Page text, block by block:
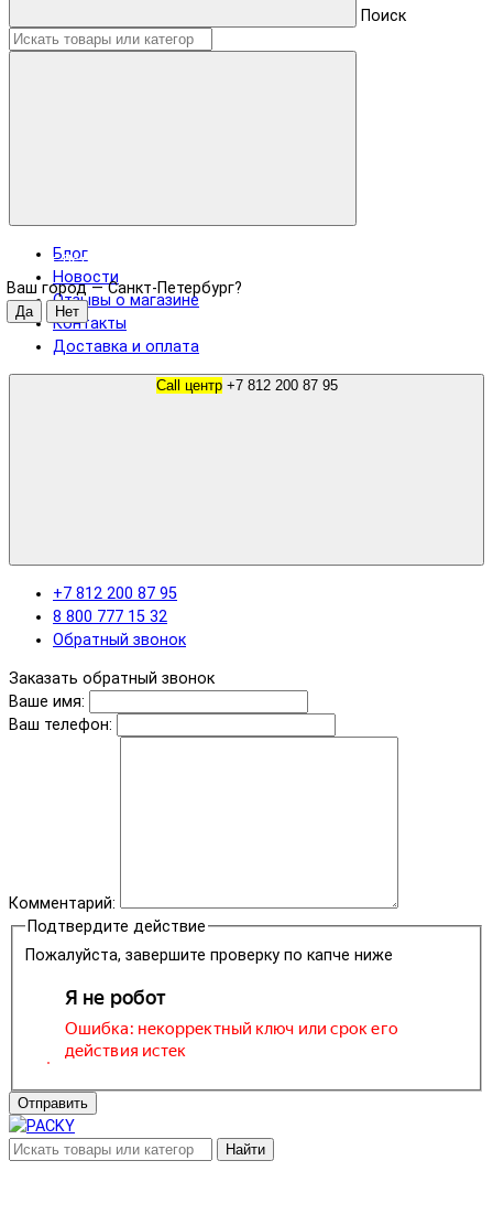
Поиск
Санкт-Петербург
Ваш город —Санкт-Петербург?
Блог
Новости
Отзывы о магазине
Контакты
Доставка и оплата
Call центр +7 812 200 87 95
+7 812 200 87 95
8 800 777 15 32
Обратный звонок
Заказать обратный звонок
Ваше имя:
Ваш телефон:
Комментарий:
Подтвердите действие
Пожалуйста, завершите проверку по капче ниже
Отправить
Найти